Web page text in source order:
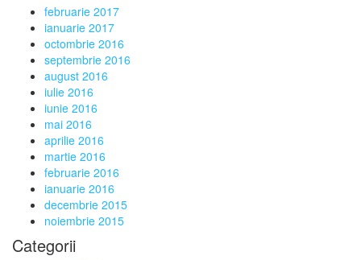
februarie 2017
ianuarie 2017
octombrie 2016
septembrie 2016
august 2016
iulie 2016
iunie 2016
mai 2016
aprilie 2016
martie 2016
februarie 2016
ianuarie 2016
decembrie 2015
noiembrie 2015
Categorii